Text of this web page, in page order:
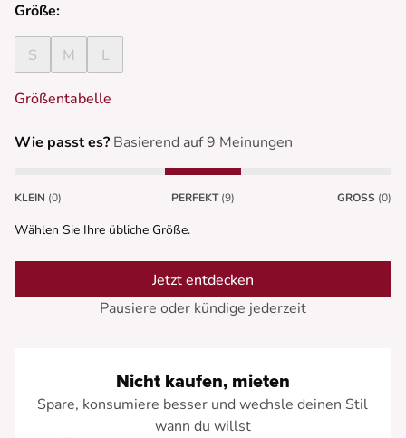
Größe:
S M L
Größentabelle
Wie passt es? Basierend auf 9 Meinungen
KLEIN (0) PERFEKT (9) GROSS (0)
Wählen Sie Ihre übliche Größe.
Jetzt entdecken
Pausiere oder kündige jederzeit
Nicht kaufen, mieten
Spare, konsumiere besser und wechsle deinen Stil
wann du willst